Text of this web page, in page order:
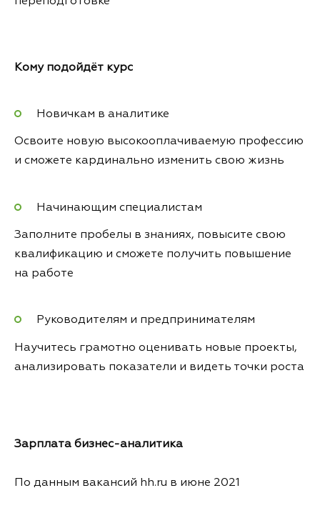
Кому подойдёт курс
Новичкам в аналитике
Освоите новую высокооплачиваемую профессию
и сможете кардинально изменить свою жизнь
Начинающим специалистам
Заполните пробелы в знаниях, повысите свою
квалификацию и сможете получить повышение
на работе
Руководителям и предпринимателям
Научитесь грамотно оценивать новые проекты,
анализировать показатели и видеть точки роста
Зарплата бизнес-аналитика
По данным вакансий hh.ru в июне 2021